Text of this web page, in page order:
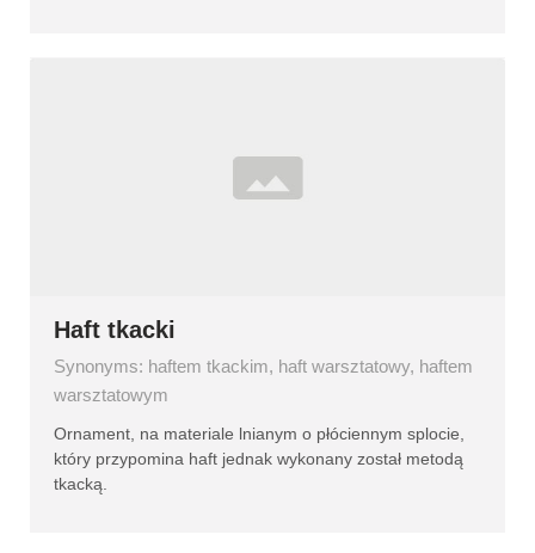
Haft tkacki
Synonyms: haftem tkackim, haft warsztatowy, haftem
warsztatowym
Ornament, na materiale lnianym o płóciennym splocie,
który przypomina haft jednak wykonany został metodą
tkacką.